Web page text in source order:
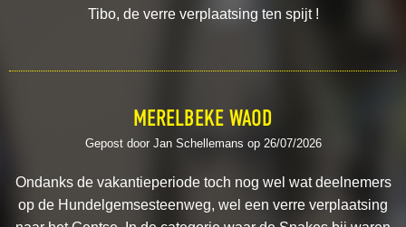
Tibo, de verre verplaatsing ten spijt !
MERELBEKE WAOD
Gepost door Jan Schellemans op 26/07/2026
Ondanks de vakantieperiode toch nog wel wat deelnemers
op de Hundelgemsesteenweg, wel een verre verplaatsing